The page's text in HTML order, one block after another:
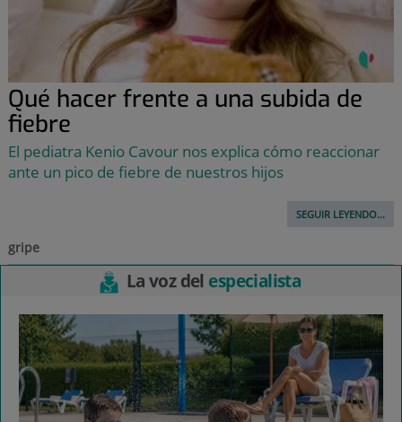
Qué hacer frente a una subida de
fiebre
El pediatra Kenio Cavour nos explica cómo reaccionar
ante un pico de fiebre de nuestros hijos
SEGUIR LEYENDO...
gripe
La voz del especialista